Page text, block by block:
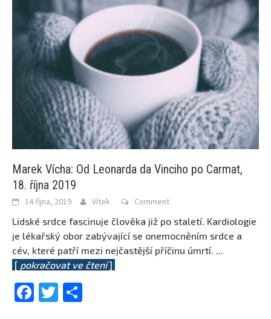
Marek Vícha: Od Leonarda da Vinciho po Carmat,
18. října 2019
14 října, 2019 Vítek Comment
Lidské srdce fascinuje člověka již po staletí. Kardiologie
je lékařský obor zabývající se onemocněním srdce a
cév, které patří mezi nejčastější příčinu úmrtí. ...
[ pokračovat ve čtení]
Facebook
Twitter